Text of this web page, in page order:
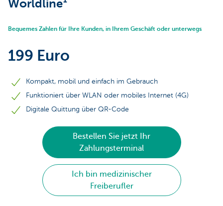
Worldline¹
Bequemes Zahlen für Ihre Kunden, in Ihrem Geschäft oder unterwegs
199 Euro
Kompakt, mobil und einfach im Gebrauch
Funktioniert über WLAN oder mobiles Internet (4G)
Digitale Quittung über QR-Code
Bestellen Sie jetzt Ihr
Zahlungsterminal
Ich bin medizinischer
Freiberufler